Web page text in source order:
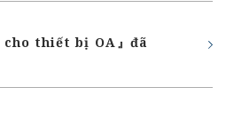
thiết bị OA』đã